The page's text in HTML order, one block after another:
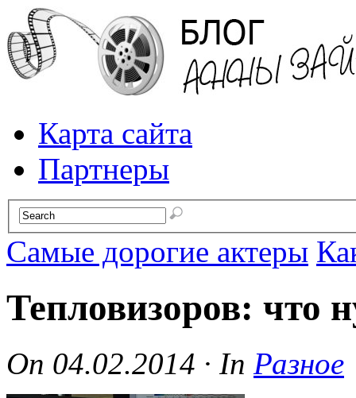
Карта сайта
Партнеры
Самые дорогие актеры
Тепловизоров: что
On 04.02.2014 · In Разное